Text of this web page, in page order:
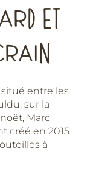
ET
entre les
sur la
Marc
créé en 2015
à